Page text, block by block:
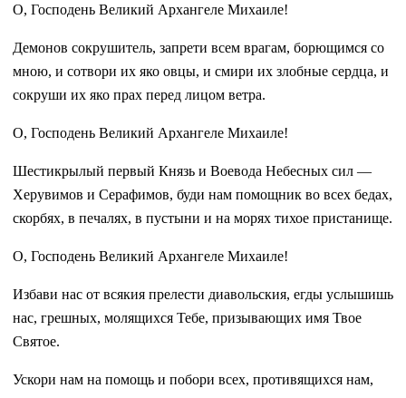
О, Господень Великий Архангеле Михаиле!
Демонов сокрушитель, запрети всем врагам, борющимся со
мною, и сотвори их яко овцы, и смири их злобные сердца, и
сокруши их яко прах перед лицом ветра.
О, Господень Великий Архангеле Михаиле!
Шестикрылый первый Князь и Воевода Небесных сил —
Херувимов и Серафимов, буди нам помощник во всех бедах,
скорбях, в печалях, в пустыни и на морях тихое пристанище.
О, Господень Великий Архангеле Михаиле!
Избави нас от всякия прелести диавольския, егды услышишь
нас, грешных, молящихся Тебе, призывающих имя Твое
Святое.
Ускори нам на помощь и побори всех, противящихся нам,